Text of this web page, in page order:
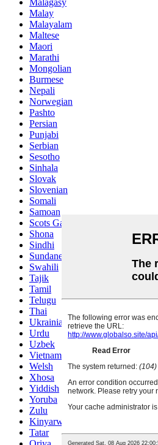
Malagasy
Malay
Malayalam
Maltese
Maori
Marathi
Mongolian
Burmese
Nepali
Norwegian
Pashto
Persian
Punjabi
Serbian
Sesotho
Sinhala
Slovak
Slovenian
Somali
Samoan
Scots Gaelic
Shona
Sindhi
Sundanese
Swahili
Tajik
Tamil
Telugu
Thai
Ukrainian
Urdu
Uzbek
Vietnamese
Welsh
Xhosa
Yiddish
Yoruba
Zulu
Kinyarwanda
Tatar